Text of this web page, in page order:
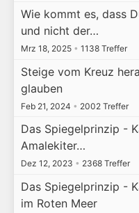
Wie kommt es, dass
und nicht der…
Mrz 18, 2025 • 1138 Treffer
Steige vom Kreuz
glauben
Feb 21, 2024 • 2002 Treffer
Das Spiegelprinzip -
Amalekiter…
Dez 12, 2023 • 2368 Treffer
Das Spiegelprinzip -
im Roten Meer